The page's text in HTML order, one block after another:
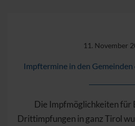
11. November
Impftermine in den Gemeinden
Die Impfmöglichkeiten für
Drittimpfungen in ganz Tirol